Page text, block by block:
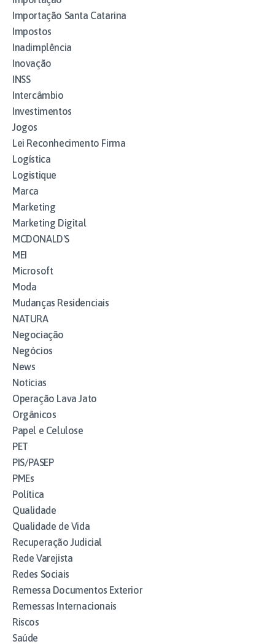
Importação Santa Catarina
Impostos
Inadimplência
Inovação
INSS
Intercâmbio
Investimentos
Jogos
Lei Reconhecimento Firma
Logística
Logistique
Marca
Marketing
Marketing Digital
MCDONALD'S
MEI
Microsoft
Moda
Mudanças Residenciais
NATURA
Negociação
Negócios
News
Notícias
Operação Lava Jato
Orgânicos
Papel e Celulose
PET
PIS/PASEP
PMEs
Política
Qualidade
Qualidade de Vida
Recuperação Judicial
Rede Varejista
Redes Sociais
Remessa Documentos Exterior
Remessas Internacionais
Riscos
Saúde